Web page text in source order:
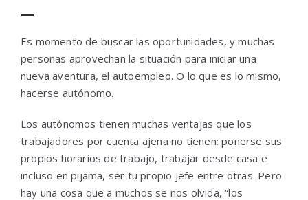
Es momento de buscar las oportunidades, y muchas
personas aprovechan la situación para iniciar una
nueva aventura, el autoempleo. O lo que es lo mismo,
hacerse autónomo.
Los autónomos tienen muchas ventajas que los
trabajadores por cuenta ajena no tienen: ponerse sus
propios horarios de trabajo, trabajar desde casa e
incluso en pijama, ser tu propio jefe entre otras. Pero
hay una cosa que a muchos se nos olvida, “los